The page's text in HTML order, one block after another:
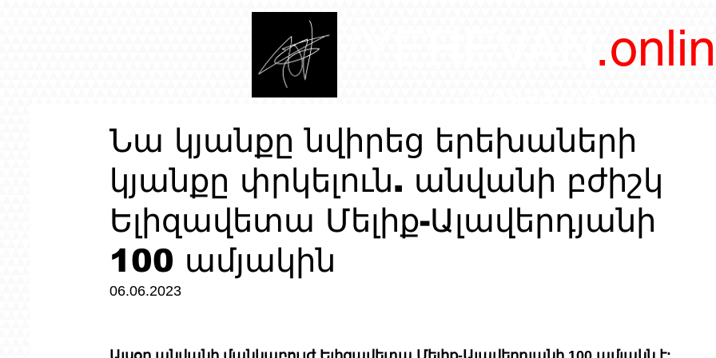
Նա կյանքը նվիրեց երեխաների
կյանքը փրկելուն. անվանի բժիշկ
Ելիզավետա Մելիք-Ալավերդյանի
100 ամյակին
06.06.2023